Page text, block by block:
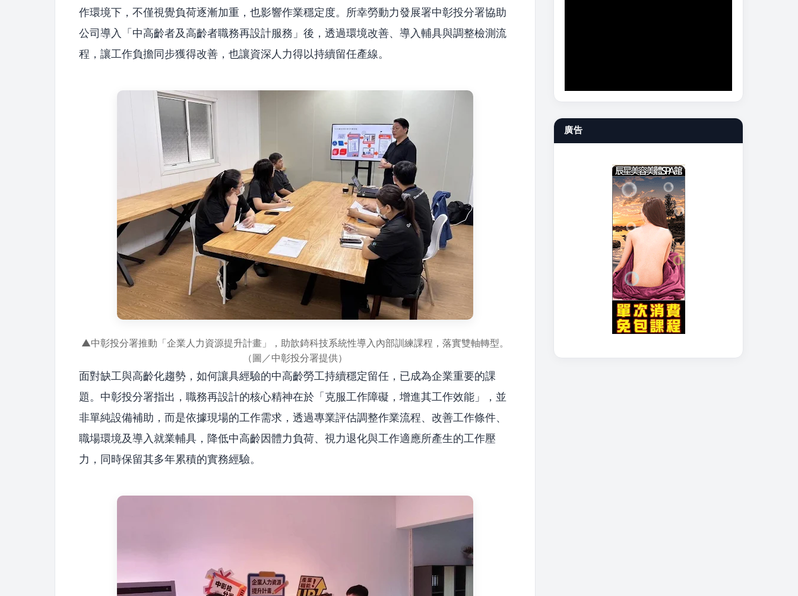
作環境下，不僅視覺負荷逐漸加重，也影響作業穩定度。所幸勞動力發展署中彰投分署協助
公司導入「中高齡者及高齡者職務再設計服務」後，透過環境改善、導入輔具與調整檢測流
程，讓工作負擔同步獲得改善，也讓資深人力得以持續留任產線。
▲中彰投分署推動「企業人力資源提升計畫」，助歆錡科技系統性導入內部訓練課程，落實雙軸轉型。
（圖／中彰投分署提供）
面對缺工與高齡化趨勢，如何讓具經驗的中高齡勞工持續穩定留任，已成為企業重要的課
題。中彰投分署指出，職務再設計的核心精神在於「克服工作障礙，增進其工作效能」，並
非單純設備補助，而是依據現場的工作需求，透過專業評估調整作業流程、改善工作條件、
職場環境及導入就業輔具，降低中高齡因體力負荷、視力退化與工作適應所產生的工作壓
力，同時保留其多年累積的實務經驗。
廣告